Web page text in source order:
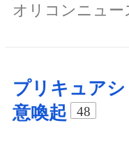
オリコンニュー
プリキュア
意喚起
48